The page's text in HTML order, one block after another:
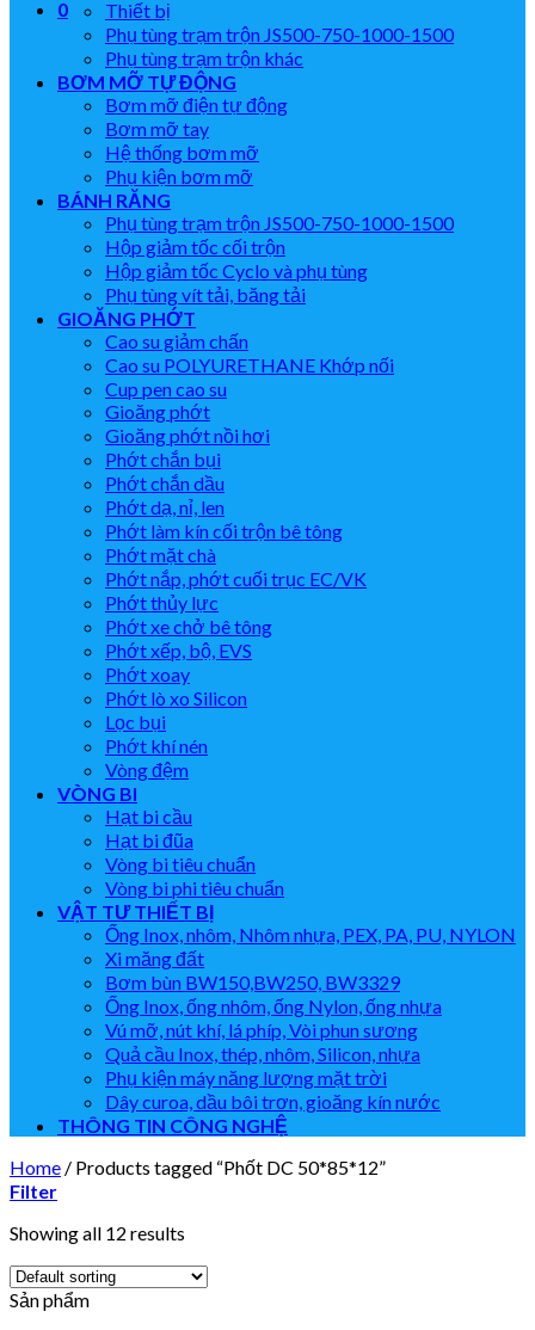
0
Thiết bị
Phụ tùng trạm trộn JS500-750-1000-1500
Phụ tùng trạm trộn khác
BƠM MỠ TỰ ĐỘNG
Bơm mỡ điện tự động
Bơm mỡ tay
Hệ thống bơm mỡ
Phụ kiện bơm mỡ
BÁNH RĂNG
Phụ tùng trạm trộn JS500-750-1000-1500
Hộp giảm tốc cối trộn
Hộp giảm tốc Cyclo và phụ tùng
Phụ tùng vít tải, băng tải
GIOĂNG PHỚT
Cao su giảm chấn
Cao su POLYURETHANE Khớp nối
Cup pen cao su
Gioăng phớt
Gioăng phớt nồi hơi
Phớt chắn bụi
Phớt chắn dầu
Phớt dạ, nỉ, len
Phớt làm kín cối trộn bê tông
Phớt mặt chà
Phớt nắp, phớt cuối trục EC/VK
Phớt thủy lực
Phớt xe chở bê tông
Phớt xếp, bộ, EVS
Phớt xoay
Phớt lò xo Silicon
Lọc bụi
Phớt khí nén
Vòng đệm
VÒNG BI
Hạt bi cầu
Hạt bi đũa
Vòng bi tiêu chuẩn
Vòng bi phi tiêu chuẩn
VẬT TƯ THIẾT BỊ
Ống Inox, nhôm, Nhôm nhựa, PEX, PA, PU, NYLON
Xi măng đất
Bơm bùn BW150,BW250, BW3329
Ống Inox, ống nhôm, ống Nylon, ống nhựa
Vú mỡ, nút khí, lá phíp, Vòi phun sương
Quả cầu Inox, thép, nhôm, Silicon, nhựa
Phụ kiện máy năng lượng mặt trời
Dây curoa, dầu bôi trơn, gioăng kín nước
THÔNG TIN CÔNG NGHỆ
Home / Products tagged “Phốt DC 50*85*12”
Filter
Showing all 12 results
Sản phẩm